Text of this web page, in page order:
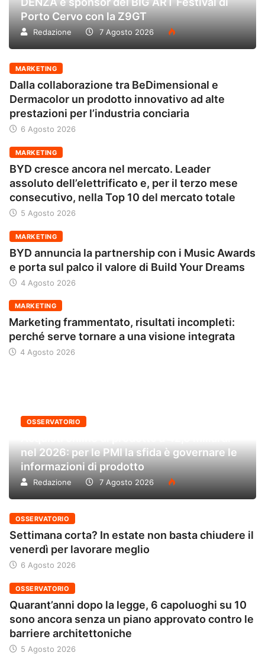
Porto Cervo con la Z9GT
Redazione 7 Agosto 2026
MARKETING
Dalla collaborazione tra BeDimensional e
Dermacolor un prodotto innovativo ad alte
prestazioni per l’industria conciaria
6 Agosto 2026
MARKETING
BYD cresce ancora nel mercato. Leader
assoluto dell’elettrificato e, per il terzo mese
consecutivo, nella Top 10 del mercato totale
5 Agosto 2026
MARKETING
BYD annuncia la partnership con i Music Awards
e porta sul palco il valore di Build Your Dreams
4 Agosto 2026
MARKETING
Marketing frammentato, risultati incompleti:
perché serve tornare a una visione integrata
4 Agosto 2026
OSSERVATORIO
nel 2026: per le PMI la sfida è governare le
informazioni di prodotto
Redazione 7 Agosto 2026
OSSERVATORIO
Settimana corta? In estate non basta chiudere il
venerdì per lavorare meglio
6 Agosto 2026
OSSERVATORIO
Quarant’anni dopo la legge, 6 capoluoghi su 10
sono ancora senza un piano approvato contro le
barriere architettoniche
5 Agosto 2026